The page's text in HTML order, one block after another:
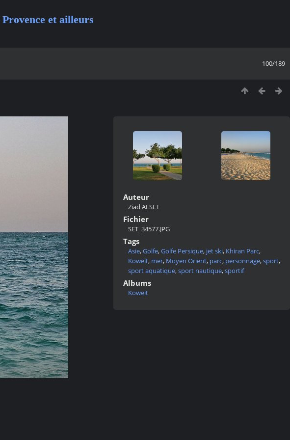
et ailleurs
100/189
Auteur
Ziad ALSET
Fichier
SET_34577.JPG
Tags
Asie,Golfe,Golfe Persique, jet ski, Khiran Parc,
Koweït, mer, Moyen Orient, parc, personnage,sport,
sport aquatique,sport nautique,sportif
Albums
Koweit